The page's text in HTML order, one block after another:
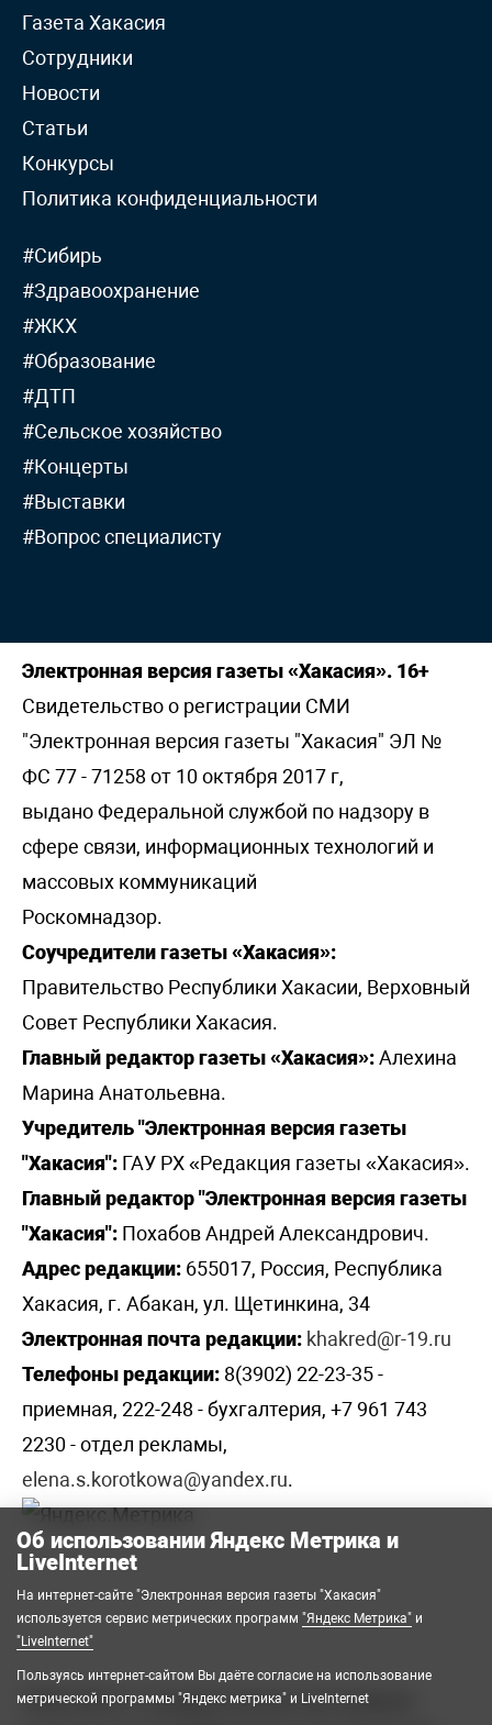
Газета Хакасия
Сотрудники
Новости
Статьи
Конкурсы
Политика конфиденциальности
#Сибирь
#Здравоохранение
#ЖКХ
#Образование
#ДТП
#Сельское хозяйство
#Концерты
#Выставки
#Вопрос специалисту
Электронная версия газеты «Хакасия». 16+
Свидетельство о регистрации СМИ
"Электронная версия газеты "Хакасия" ЭЛ №
ФС 77 - 71258 от 10 октября 2017 г,
выдано Федеральной службой по надзору в
сфере связи, информационных технологий и
массовых коммуникаций
Роскомнадзор.
Соучредители газеты «Хакасия»:
Правительство Республики Хакасии, Верховный
Совет Республики Хакасия.
Главный редактор газеты «Хакасия»:Алехина
Марина Анатольевна.
Учредитель "Электронная версия газеты
"Хакасия": ГАУ РХ «Редакция газеты «Хакасия».
Главный редактор "Электронная версия газеты
"Хакасия": Похабов Андрей Александрович.
Адрес редакции: 655017, Россия, Республика
Хакасия, г. Абакан, ул. Щетинкина, 34
Электронная почта редакции: khakred@r-19.ru
Телефоны редакции: 8(3902) 22-23-35 -
приемная, 222-248 - бухгалтерия, +7 961 743
2230 - отдел рекламы,
elena.s.korotkowa@yandex.ru.
2008-2026 © Государственное автономное
Об использовании Яндекс Метрика и
LiveInternet
На интернет-сайте "Электронная версия газеты "Хакасия"
используется сервис метрических программ "Яндекс Метрика" и
"LiveInternet"
Пользуясь интернет-сайтом Вы даёте согласие на использование
метрической программы "Яндекс метрика" и LiveInternet